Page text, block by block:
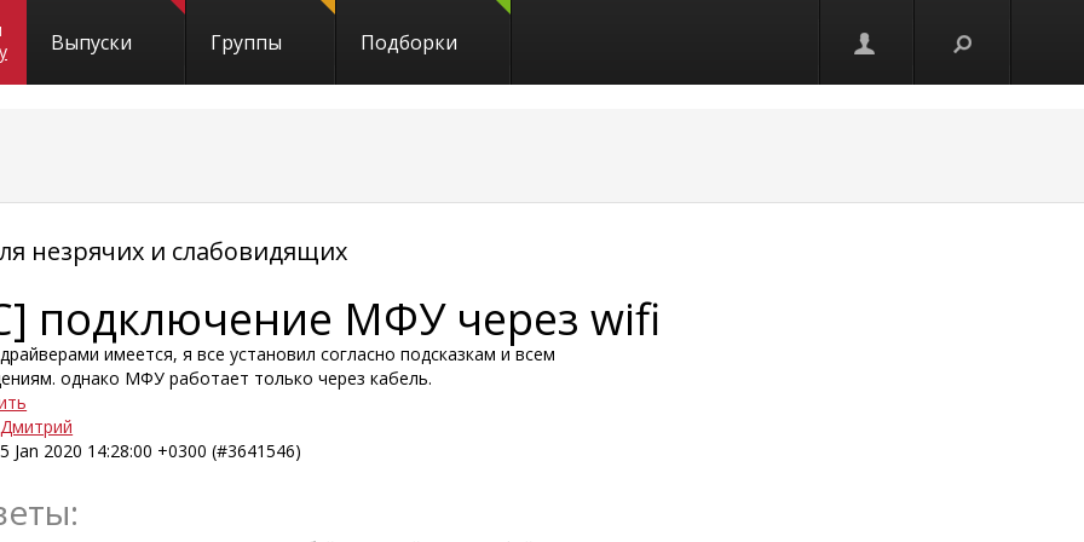
Выпуски Группы Подборки
незрячих и слабовидящих
подключение МФУ через wifi
имеется, я все установил согласно подсказкам и всем
однако МФУ работает только через кабель.
Jan 2020 14:28:00 +0300 (#3641546)